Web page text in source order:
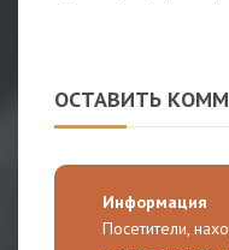
ОСТАВИТЬ
Информация
Посетители,